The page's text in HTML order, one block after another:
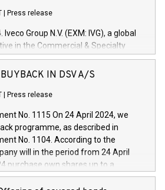
Press release
Group N.V. (EXM: IVG), a global
in the Commercial & Specialty
related Financial Services arenas,
a term loan facility of 150 million
to research, development and
develop innovative technologies and
of electric propulsion and further
driving, digitalisation and
at increasing efficiency, safety,
The financed investments,
BUYBACK IN DSV A/S
Press release
No. 1115 On 24 April 2024, we
programme, as described in
No. 1104. According to the
will in the period from 24 April
purchase own shares up to a
1,000 million, and no more than